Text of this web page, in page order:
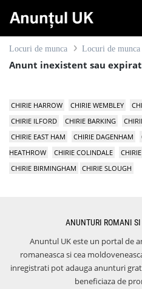
Locuri de munca Locuri de
Anunt inexistent sau
CHIRIE HARROW CHIRIE WEMBLEY
CHIRIE ILFORD
CHIRIE BARKING
CHIRIE EAST HAM
CHIRIE DAGENHAM
HEATHROW
CHIRIE COLINDALE
CHIRIE BIRMINGHAM
CHIRIE SLOUGH
ANUNTURI ROMANI
Anuntul UK este un portal de
romaneasca si cea
inregistrati pot adauga anunturi
beneficiaza de